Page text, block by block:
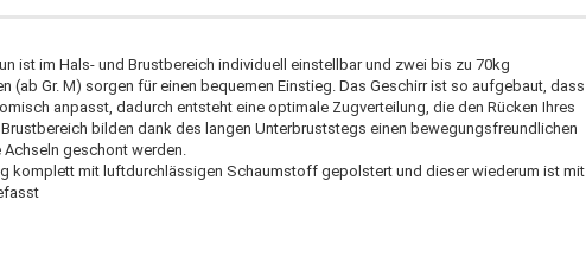
ist im Hals- und Brustbereich individuell einstellbar und zwei bis zu 70kg
(ab Gr. M) sorgen für einen bequemen Einstieg. Das Geschirr ist so aufgebaut, dass
anpasst, dadurch entsteht eine optimale Zugverteilung, die den Rücken Ihres
bilden dank des langen Unterbruststegs einen bewegungsfreundlichen
geschont werden.
komplett mit luftdurchlässigen Schaumstoff gepolstert und dieser wiederum ist mit